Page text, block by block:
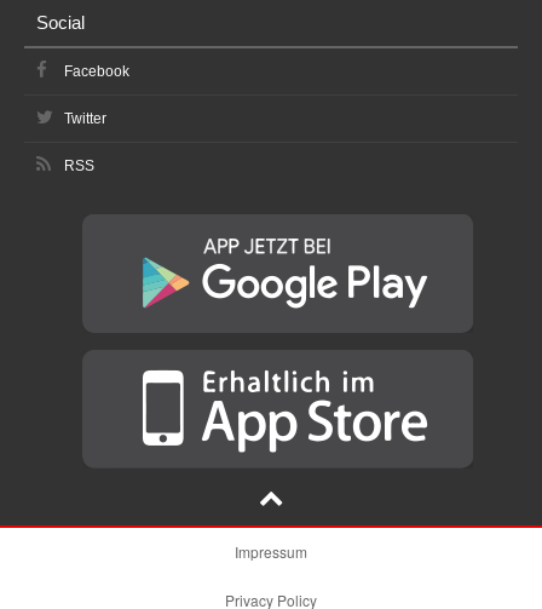
Social
Facebook
Twitter
RSS
Impressum
Privacy Policy